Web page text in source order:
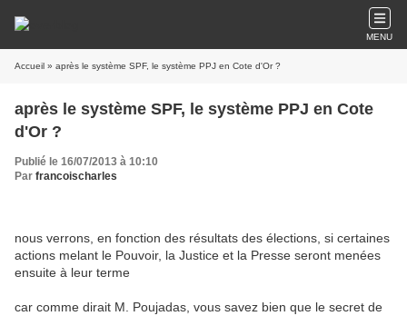
MENU
Accueil » après le système SPF, le système PPJ en Cote d'Or ?
après le système SPF, le système PPJ en Cote
d'Or ?
Publié le 16/07/2013 à 10:10
Par francoischarles
nous verrons, en fonction des résultats des élections, si certaines
actions melant le Pouvoir, la Justice et la Presse seront menées
ensuite à leur terme
car comme dirait M. Poujadas, vous savez bien que le secret de